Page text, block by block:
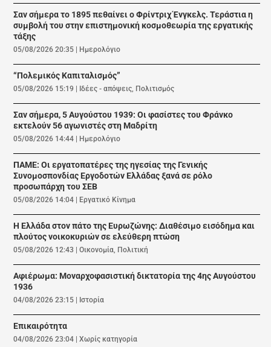
Σαν σήμερα το 1895 πεθαίνει ο Φρίντριχ Ένγκελς. Τεράστια η
συμβολή του στην επιστημονική κοσμοθεωρία της εργατικής
τάξης
05/08/2026 20:35 Ημερολόγιο
“Πολεμικός Καπιταλισμός”
05/08/2026 15:19 Ιδέες - απόψεις, Πολιτισμός
Σαν σήμερα, 5 Αυγούστου 1939: Οι φασίστες του Φράνκο
εκτελούν 56 αγωνιστές στη Μαδρίτη
05/08/2026 14:44 Ημερολόγιο
ΠΑΜΕ: Οι εργατοπατέρες της ηγεσίας της Γενικής
Συνομοσπονδίας Εργοδοτών Ελλάδας ξανά σε ρόλο
προσωπάρχη του ΣΕΒ
05/08/2026 14:04 Εργατικό Κίνημα
Η Ελλάδα στον πάτο της Ευρωζώνης: Διαθέσιμο εισόδημα και
πλούτος νοικοκυριών σε ελεύθερη πτώση
05/08/2026 12:43 |Οικονομία, Πολιτική
Αφιέρωμα: Mοναρχοφασιστική δικτατορία της 4ης Αυγούστου
1936
04/08/2026 23:15 Ιστορία
Επικαιρότητα
04/08/2026 23:04 |Χωρίς κατηγορία